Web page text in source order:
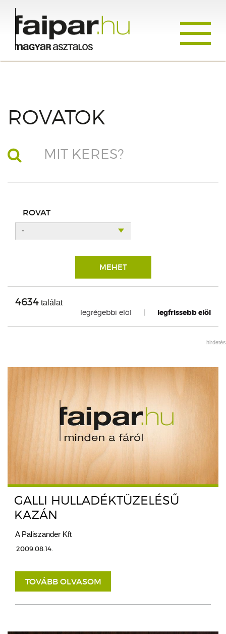
ROVATOK
ROVAT
-
MEHET
4634 találat
legrégebbi elöl
| legfrissebb elöl
hirdetés
GALLI HULLADÉKTÜZELÉSŰ
KAZÁN
A Paliszander Kft
2009.08.14.
TOVÁBB OLVASOM